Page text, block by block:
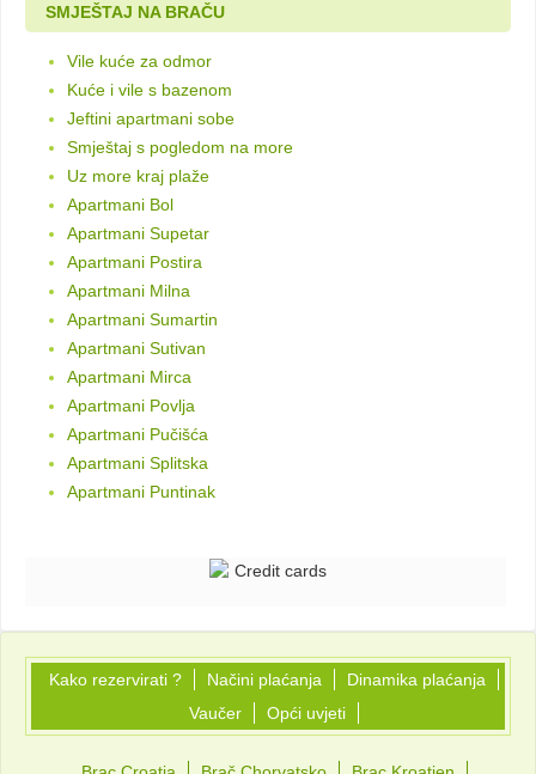
SMJEŠTAJ NA BRAČU
Vile kuće za odmor
Kuće i vile s bazenom
Jeftini apartmani sobe
Smještaj s pogledom na more
Uz more kraj plaže
Apartmani Bol
Apartmani Supetar
Apartmani Postira
Apartmani Milna
Apartmani Sumartin
Apartmani Sutivan
Apartmani Mirca
Apartmani Povlja
Apartmani Pučišća
Apartmani Splitska
Apartmani Puntinak
Kako rezervirati ? Načini plaćanja
Dinamika plaćanja
Vaučer
Opći uvjeti